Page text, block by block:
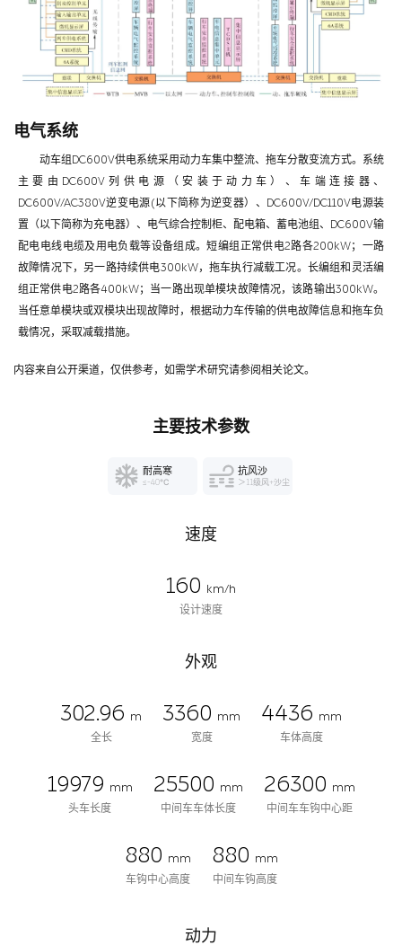
电气系统
动车组DC600V供电系统采用动力车集中整流、拖车分散变流方式。系统
主要由DC600V列供电源（安装于动力车）、车端连接器、
DC600V/AC380V逆变电源(以下简称为逆变器）、DC600V/DC110V电源装
置（以下简称为充电器）、电气综合控制柜、配电箱、蓄电池组、DC600V输
配电电线电缆及用电负载等设备组成。短编组正常供电2路各200kW；一路
故障情况下，另一路持续供电300kW，拖车执行减载工况。长编组和灵活编
组正常供电2路各400kW；当一路出现单模块故障情况，该路输出300kW。
当任意单模块或双模块出现故障时，根据动力车传输的供电故障信息和拖车负
载情况，采取减载措施。
内容来自公开渠道，仅供参考，如需学术研究请参阅相关论文。
主要技术参数
耐高寒
≤-40℃
抗风沙
＞11级风+沙尘
速度
160 km/h
设计速度
外观
302.96 m
全长
3360 mm
宽度
4436 mm
车体高度
19979 mm
头车长度
25500 mm
中间车车体长度
26300 mm
中间车车钩中心距
880 mm
车钩中心高度
880 mm
中间车钩高度
动力